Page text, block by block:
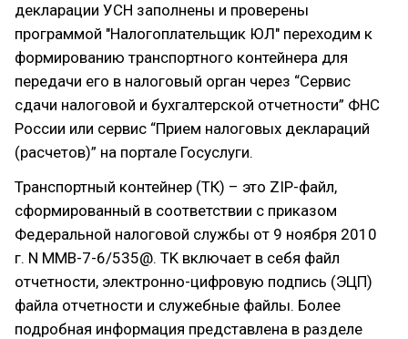
декларации УСН заполнены и проверены
программой "Налогоплательщик ЮЛ" переходим к
формированию транспортного контейнера для
передачи его в налоговый орган через “Сервис
сдачи налоговой и бухгалтерской отчетности” ФНС
России или сервис “Прием налоговых деклараций
(расчетов)” на портале Госуслуги.
Транспортный контейнер (ТК) – это ZIP-файл,
сформированный в соответствии с приказом
Федеральной налоговой службы от 9 ноября 2010
г. N ММВ-7-6/535@. TK включает в себя файл
отчетности, электронно-цифровую подпись (ЭЦП)
файла отчетности и служебные файлы. Более
подробная информация представлена в разделе